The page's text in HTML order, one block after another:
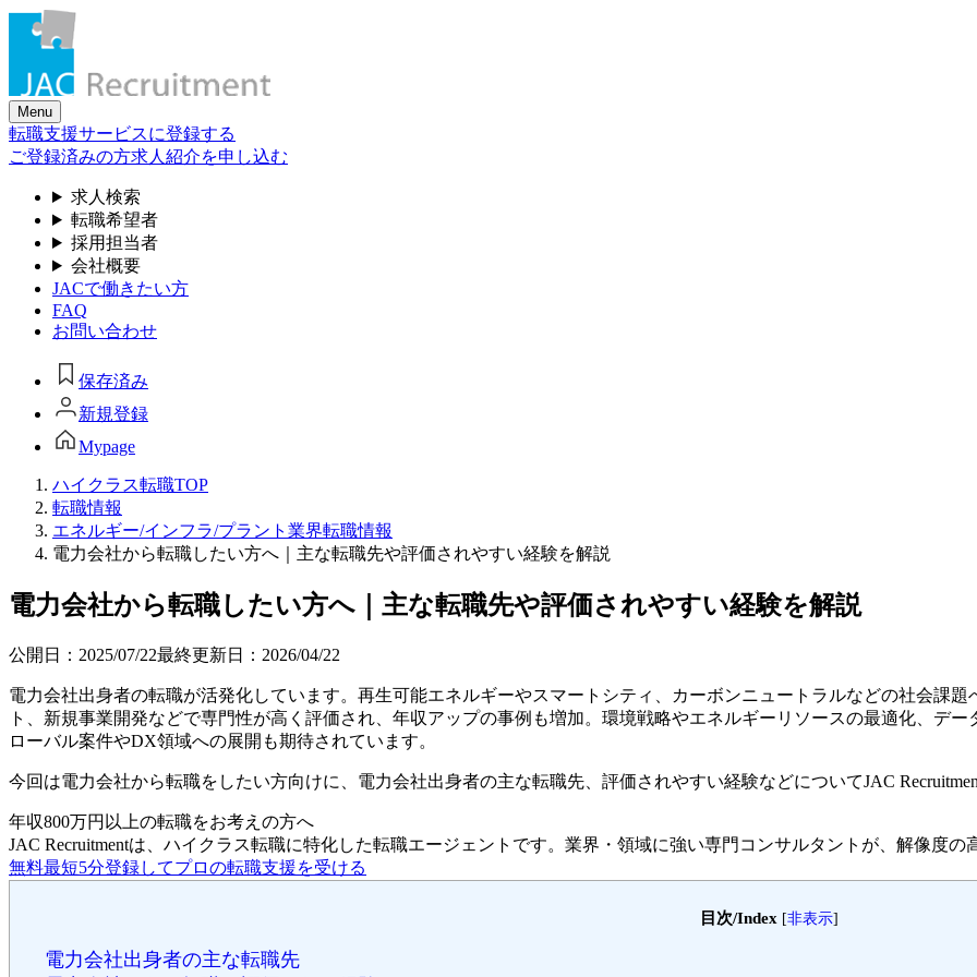
Skip
content
Menu
転職支援サービスに登録する
ご登録済みの方求人紹介を申し込む
求人検索
転職希望者
採用担当者
会社概要
JACで働きたい方
FAQ
お問い合わせ
保存済み
新規登録
Mypage
ハイクラス転職TOP
転職情報
エネルギー/インフラ/プラント業界転職情報
電力会社から転職したい方へ｜主な転職先や評価されやすい経験を解説
電力会社から転職したい方へ｜主な転職先や評価されやすい経験を解説
公開日： 2025/07/22最終更新日： 2026/04/22
電力会社出身者の転職が活発化しています。再生可能エネルギーやスマートシティ、カーボンニュートラルなどの社会課
ト、新規事業開発などで専門性が高く評価され、年収アップの事例も増加。環境戦略やエネルギーリソースの最適化、デ
ローバル案件やDX領域への展開も期待されています。
今回は電力会社から転職をしたい方向けに、電力会社出身者の主な転職先、評価されやすい経験などについてJAC
年収800万円以上の転職をお考えの方へ
JAC Recruitmentは、ハイクラス転職に特化した転職エージェントです。 業界・領域に強い専門コンサルタントが、解像度の
無料最短5分登録してプロの転職支援を受ける
目次/Index [非表示]
電力会社出身者の主な転職先